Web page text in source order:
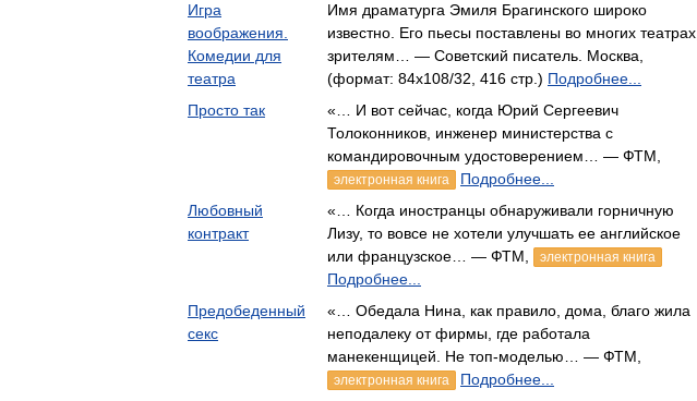
Игра
воображения.
Комедии для
театра
Имя драматурга Эмиля Брагинского широко
известно. Его пьесы поставлены во многих театрах,
зрителям… — Советский писатель. Москва,
(формат: 84x108/32, 416 стр.) Подробнее...
Просто так
«… И вот сейчас, когда Юрий Сергеевич
Толоконников, инженер министерства с
командировочным удостоверением… — ФТМ,
электронная книга Подробнее...
Любовный
контракт
«… Когда иностранцы обнаруживали горничную
Лизу, то вовсе не хотели улучшать ее английское
или французское… — ФТМ,
электронная книга
Подробнее...
Предобеденный
секс
«… Обедала Нина, как правило, дома, благо жила
неподалеку от фирмы, где работала
манекенщицей. Не топ-моделью… — ФТМ,
электронная книга Подробнее...